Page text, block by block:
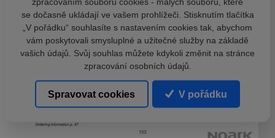
se dočasně ukládají ve vašem prohlížeči. Stisknutím tlačítka
„V pořádku“ souhlasíte s nastavením cookies tak, abychom
vám poskytovali smysluplné a užitečné služby na základě
vašich údajů. Svůj souhlas můžete kdykoli změnit na stránce
zpracování osobních údajů.
Spravovat cookies V pořádku